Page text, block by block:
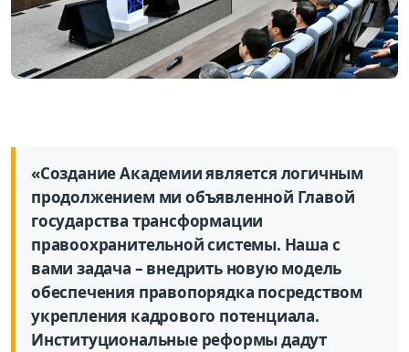
«Создание Академии является логичным
продолжением ми объявленной Главой
государства трансформации
правоохранительной системы. Наша с
вами задача – внедрить новую модель
обеспечения правопорядка посредством
укрепления кадрового потенциала.
Институциональные реформы дадут